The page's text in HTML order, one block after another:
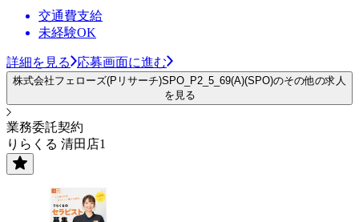
交通費支給
未経験OK
詳細を見る 応募画面に進む
株式会社フェローズ(Pリサーチ)SPO_P2_5_69(A)(SPO)のその他の求人
を見る
業務委託契約
りらくる 清田店1